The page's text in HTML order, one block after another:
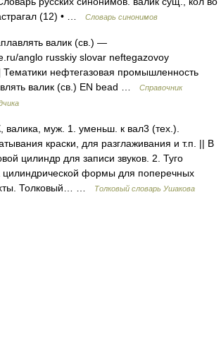
(12) • …
Словарь синонимов
валик (св.) —
anglo russkiy slovar neftegazovoy
Тематики нефтегазовая промышленность
валик (св.) EN bead …
Справочник
муж. 1. уменьш. к вал3 (тех.).
краски, для разглаживания и т.п. || В
цилиндр для записи звуков. 2. Туго
цилиндрической формы для поперечных
Толковый… …
Толковый словарь Ушакова